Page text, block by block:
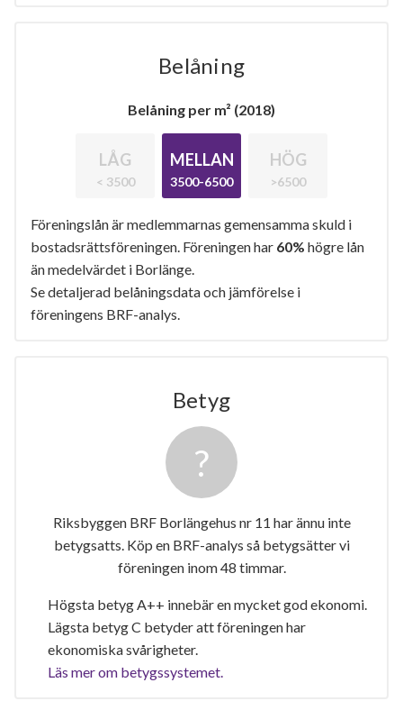
Belåning
Belåning per m² (2018)
LÅG
< 3500
MELLAN
3500-6500
HÖG
>6500
Föreningslån är medlemmarnas gemensamma skuld i
bostadsrättsföreningen. Föreningen har 60% högre lån
än medelvärdet i Borlänge.
Se detaljerad belåningsdata och jämförelse i
föreningens BRF-analys.
Betyg
Riksbyggen BRF Borlängehus nr 11 har ännu inte
betygsatts. Köp en BRF-analys så betygsätter vi
föreningen inom 48 timmar.
Högsta betyg A++ innebär en mycket god ekonomi.
Lägsta betyg C betyder att föreningen har
ekonomiska svårigheter.
Läs mer om betygssystemet.